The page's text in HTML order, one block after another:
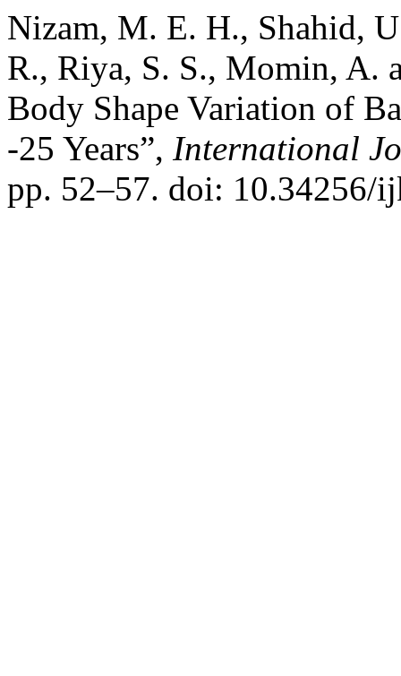
Nizam, M. E. H., Shahid,
R., Riya, S. S., Momin, A.
Body Shape Variation of
-25 Years”, International
pp. 52–57. doi: 10.34256/